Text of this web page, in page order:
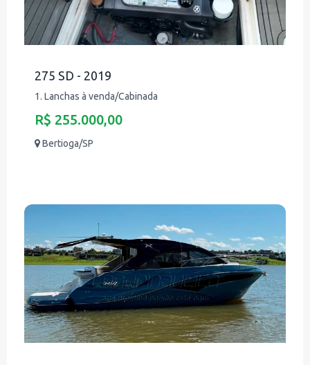
275 SD - 2019
1. Lanchas à venda/Cabinada
R$ 255.000,00
Bertioga/SP